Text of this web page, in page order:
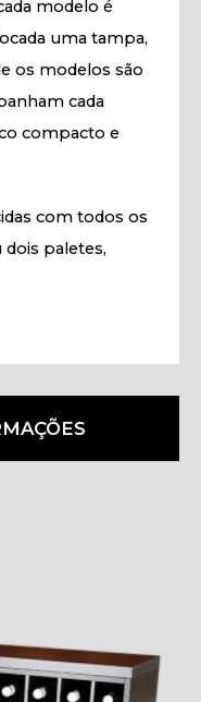
modelo é
uma tampa,
os modelos são
cada
compacto e
com todos os
paletes,